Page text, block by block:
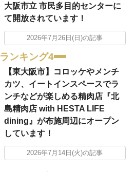
大阪市立 市民多目的センターに
て開放されています！
2026年7月26日(日)の記事
ランキング4
【東大阪市】コロッケやメンチ
カツ、イートインスペースでラ
ンチなどが楽しめる精肉店『北
島精肉店 with HESTA LIFE
dining』が布施周辺にオープン
しています！
2026年7月14日(火)の記事